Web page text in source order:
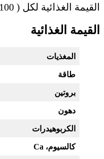
القيمة الغذائية لكل ( 100 ) غرام :
القيمة الغذائية
المغذيات
طاقة
بروتين
دهون
الكربوهيدرات
كالسيوم، Ca